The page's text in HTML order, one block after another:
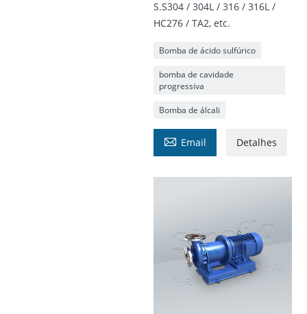
S.S304 / 304L / 316 / 316L /
HC276 / TA2, etc.
Bomba de ácido sulfúrico
bomba de cavidade
progressiva
Bomba de álcali
 Email Detalhes